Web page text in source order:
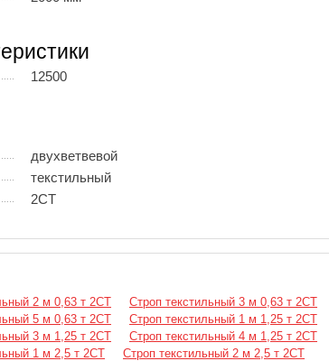
12500
двухветвевой
текстильный
2СТ
2 м 0,63 т 2СТ
Строп текстильный 3 м 0,63 т 2СТ
5 м 0,63 т 2СТ
Строп текстильный 1 м 1,25 т 2СТ
3 м 1,25 т 2СТ
Строп текстильный 4 м 1,25 т 2СТ
1 м 2,5 т 2СТ
Строп текстильный 2 м 2,5 т 2СТ